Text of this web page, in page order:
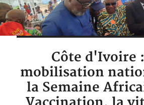
Côte d'Ivoire
mobilisation
la Semaine